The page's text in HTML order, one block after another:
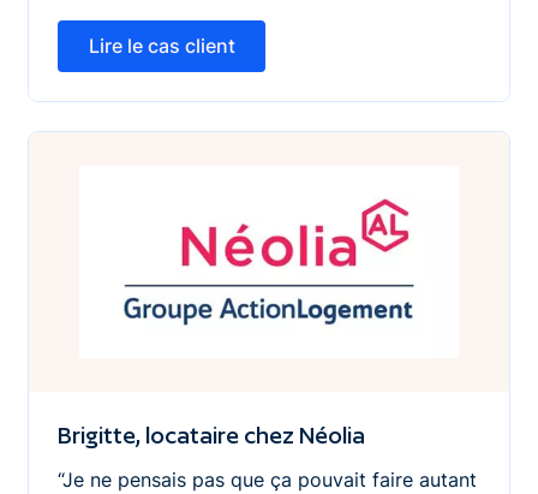
Lire le cas client
Lire le cas client
Brigitte, locataire chez Néolia
“Je ne pensais pas que ça pouvait faire autant